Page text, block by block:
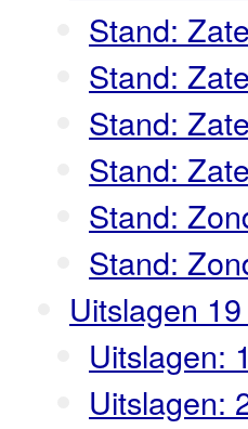
Stand:
Stand:
Stand:
Stand:
Stand:
Stand:
Uitslagen
Uitslagen:
Uitslagen: